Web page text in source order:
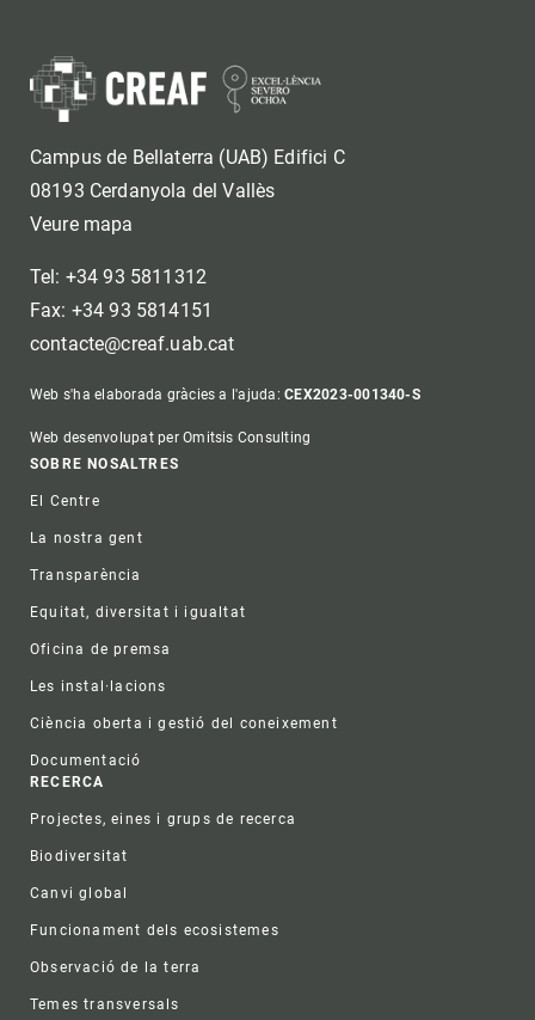
Campus de Bellaterra (UAB) Edifici C
08193 Cerdanyola del Vallès
Veure mapa
Tel: +34 93 5811312
Fax: +34 93 5814151
contacte@creaf.uab.cat
Web s'ha elaborada gràcies a l'ajuda:CEX2023-001340-S
Web desenvolupat per Omitsis Consulting
Footer
SOBRE NOSALTRES
El Centre
La nostra gent
Transparència
Equitat, diversitat i igualtat
Oficina de premsa
Les instal·lacions
Ciència oberta i gestió del coneixement
Documentació
RECERCA
Projectes, eines i grups de recerca
Biodiversitat
Canvi global
Funcionament dels ecosistemes
Observació de la terra
Temes transversals